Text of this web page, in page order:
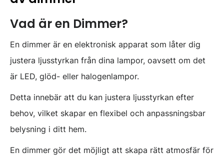
Vad är en Dimmer?
En dimmer är en elektronisk apparat som låter dig
justera ljusstyrkan från dina lampor, oavsett om det
är LED, glöd- eller halogenlampor.
Detta innebär att du kan justera ljusstyrkan efter
behov, vilket skapar en flexibel och anpassningsbar
belysning i ditt hem.
En dimmer gör det möjligt att skapa rätt atmosfär för